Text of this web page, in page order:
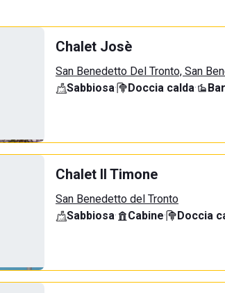
Chalet Josè
San Benedetto Del Tronto, San
Sabbiosa· Doccia calda· Bar
Chalet Il Timone
San Benedetto del Tronto
Sabbiosa· Cabine· Doccia